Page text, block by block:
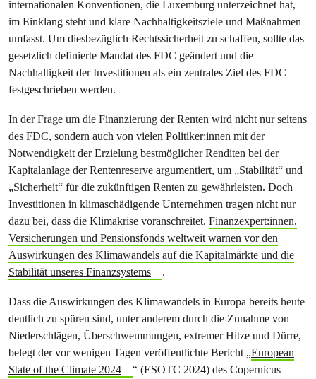
internationalen Konventionen, die Luxemburg unterzeichnet hat,
im Einklang steht und klare Nachhaltigkeitsziele und Maßnahmen
umfasst. Um diesbezüglich Rechtssicherheit zu schaffen, sollte das
gesetzlich definierte Mandat des FDC geändert und die
Nachhaltigkeit der Investitionen als ein zentrales Ziel des FDC
festgeschrieben werden.
In der Frage um die Finanzierung der Renten wird nicht nur seitens
des FDC, sondern auch von vielen Politiker:innen mit der
Notwendigkeit der Erzielung bestmöglicher Renditen bei der
Kapitalanlage der Rentenreserve argumentiert, um „Stabilität“ und
„Sicherheit“ für die zukünftigen Renten zu gewährleisten. Doch
Investitionen in klimaschädigende Unternehmen tragen nicht nur
dazu bei, dass die Klimakrise voranschreitet. Finanzexpert:innen,
Versicherungen und Pensionsfonds weltweit warnen vor den
Auswirkungen des Klimawandels auf die Kapitalmärkte und die
Stabilität unseres Finanzsystems
.
Dass die Auswirkungen des Klimawandels in Europa bereits heute
deutlich zu spüren sind, unter anderem durch die Zunahme von
Niederschlägen, Überschwemmungen, extremer Hitze und Dürre,
belegt der vor wenigen Tagen veröffentlichte Bericht „European
State of the Climate 2024
“ (ESOTC 2024) des Copernicus